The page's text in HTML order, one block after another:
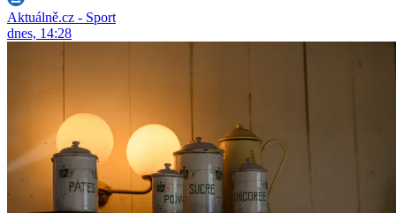
Aktuálně.cz - Sport
dnes, 14:28